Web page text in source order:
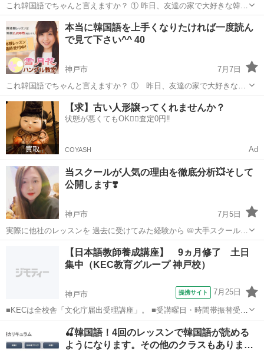
これ韓国語でちゃんと言えますか？ ① 昨日、友達の家で大好きな韓国
ドラマを見ました。 ② 来週の金曜日に、彼と一緒にソウルで美味しい
韓国料理を食べます。 今まで500人以上のレッスンをしましたが、1年
以上教室や...
兵庫 神戸市 韓国語 ハングル
本当に韓国語を上手くなりたければ一度読ん
で見て下さい^^ 40
神戸市
7月7日
これ韓国語でちゃんと言えますか？ ① 昨日、友達の家で大好きな韓
国ドラマを見ました。 ② 来週の金曜日に、彼と一緒にソウルで美味
しい韓国料理を食べます。 どうですか？ 今まで500人程の無料体験レ
ッス...
兵庫 神戸市 韓国語 https
【求】古い人形譲ってくれませんか？
状態が悪くてもOK🙆‍♀️査定0円‼️
COYASH Ad
当スクールが人気の理由を徹底分析💥そして
公開します❣️
神戸市
7月5日
実際に他社のレッスンを 過去に受けてみた経験から 📛大手スクールは
レッスン料金が凄く高額。。。 マニュアルが多く融通が効かない💦 📛
教室グループレッスンは テキスト頼りで凄く上達が遅い。。。 欠席す
ると授業に付いて行け...
韓国語 レッスン
【日本語教師養成講座】 9ヵ月修了 土日
集中（KEC教育グループ 神戸校）
神戸市 提携サイト 7月25日
■KECは全校舎「文化庁届出受理講座」。 ■受講曜日・時間帯振替受
講、校舎間振替受講、休学制度、動画視聴（基礎理論）と資格への万
全なフォロー体制。 ■3年間無料再履修システム：入学から3年以内は
何度でも無料で再履修が可能（基...
その他
🍒韓国語！4回のレッスンで韓国語が読める
ようになります。その他のクラスもありま…